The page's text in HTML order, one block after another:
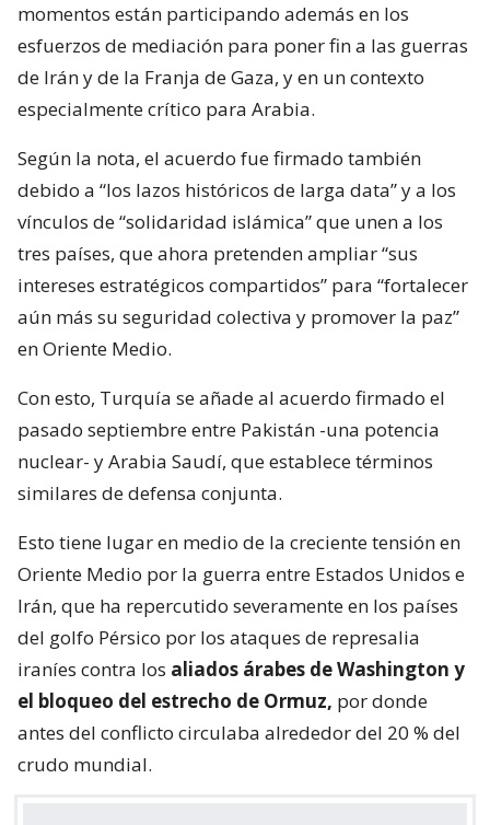
momentos están participando además en los
esfuerzos de mediación para poner fin a las guerras
de Irán y de la Franja de Gaza, y en un contexto
especialmente crítico para Arabia.
Según la nota, el acuerdo fue firmado también
debido a “los lazos históricos de larga data” y a los
vínculos de “solidaridad islámica” que unen a los
tres países, que ahora pretenden ampliar “sus
intereses estratégicos compartidos” para “fortalecer
aún más su seguridad colectiva y promover la paz”
en Oriente Medio.
Con esto, Turquía se añade al acuerdo firmado el
pasado septiembre entre Pakistán -una potencia
nuclear- y Arabia Saudí, que establece términos
similares de defensa conjunta.
Esto tiene lugar en medio de la creciente tensión en
Oriente Medio por la guerra entre Estados Unidos e
Irán, que ha repercutido severamente en los países
del golfo Pérsico por los ataques de represalia
iraníes contra los aliados árabes de Washington y
el bloqueo del estrecho de Ormuz, por donde
antes del conflicto circulaba alrededor del 20 % del
crudo mundial.